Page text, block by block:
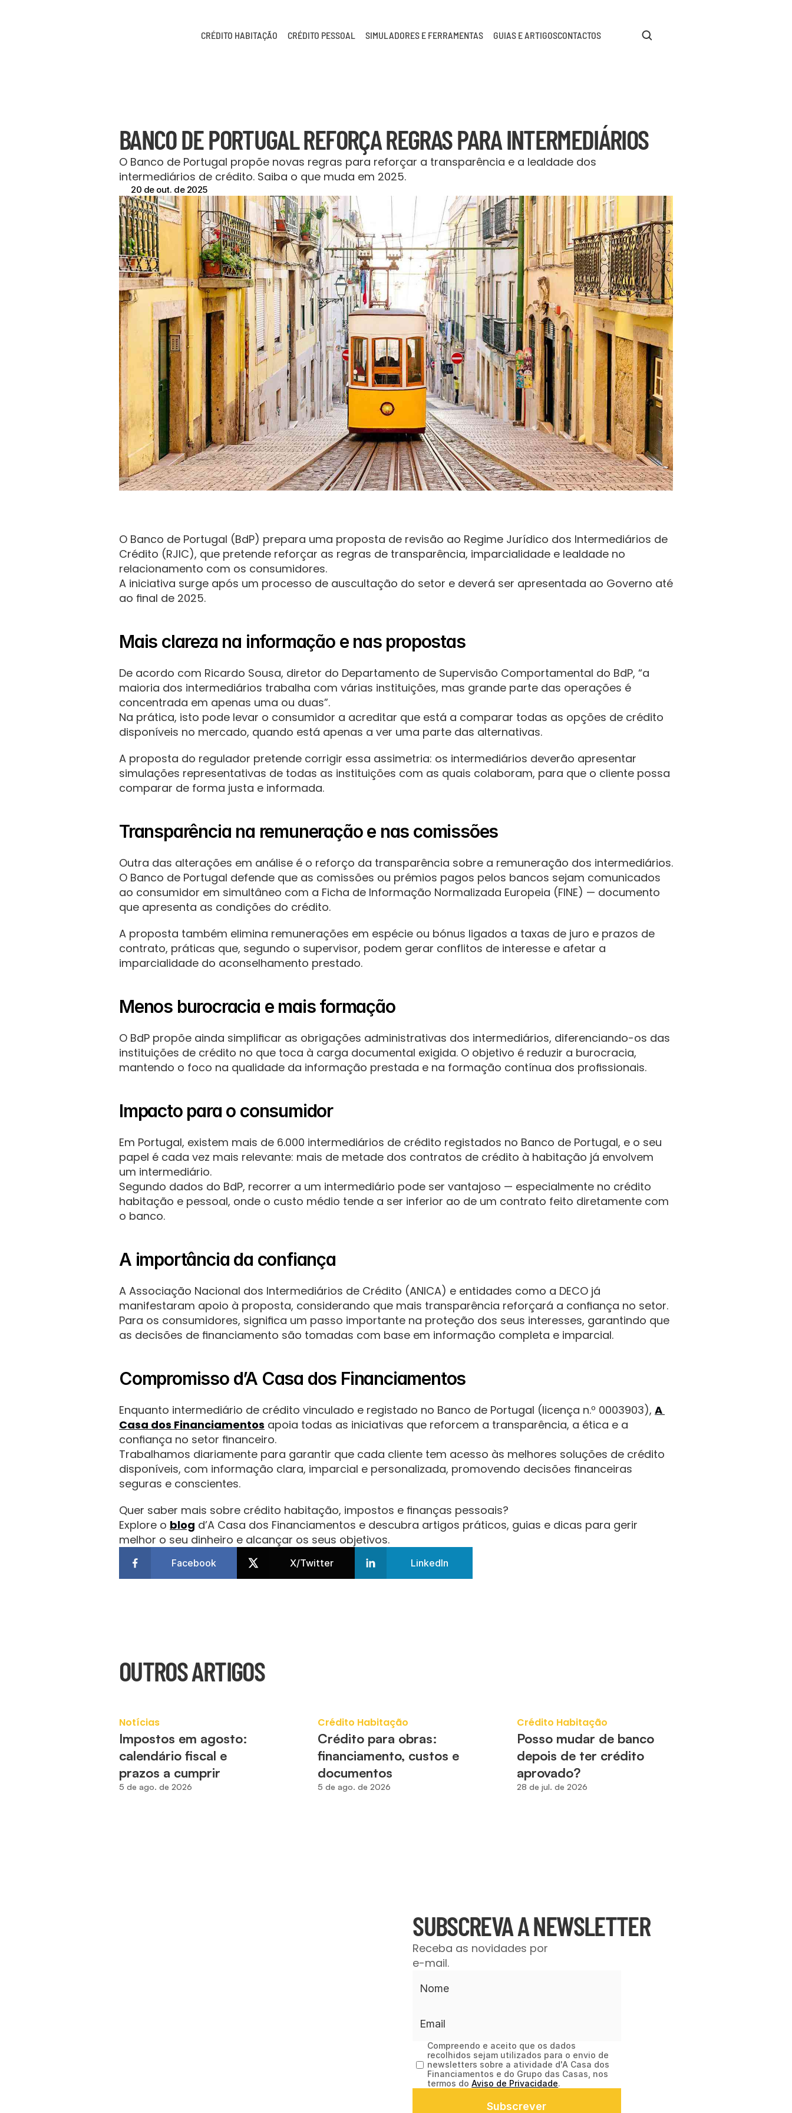
CRÉDITO HABITAÇÃO CRÉDITO PESSOAL SIMULADORES E FERRAMENTAS GUIAS E ARTIGOSCONTACTOS
BANCO DE PORTUGAL REFORÇA REGRAS PARA INTERMEDIÁRIOS
O Banco de Portugal propõe novas regras para reforçar a transparência e a lealdade dos
intermediários de crédito. Saiba o que muda em 2025.
20 de out. de 2025
O Banco de Portugal (BdP) prepara uma proposta de revisão ao Regime Jurídico dos Intermediários de
Crédito (RJIC), que pretende reforçar as regras de transparência, imparcialidade e lealdade no
relacionamento com os consumidores.
A iniciativa surge após um processo de auscultação do setor e deverá ser apresentada ao Governo até
ao final de 2025.
Mais clareza na informação e nas propostas
De acordo com Ricardo Sousa, diretor do Departamento de Supervisão Comportamental do BdP, “a
maioria dos intermediários trabalha com várias instituições, mas grande parte das operações é
concentrada em apenas uma ou duas”.
Na prática, isto pode levar o consumidor a acreditar que está a comparar todas as opções de crédito
disponíveis no mercado, quando está apenas a ver uma parte das alternativas.
A proposta do regulador pretende corrigir essa assimetria: os intermediários deverão apresentar
simulações representativas de todas as instituições com as quais colaboram, para que o cliente possa
comparar de forma justa e informada.
Transparência na remuneração e nas comissões
Outra das alterações em análise é o reforço da transparência sobre a remuneração dos intermediários.
O Banco de Portugal defende que as comissões ou prémios pagos pelos bancos sejam comunicados
ao consumidor em simultâneo com a Ficha de Informação Normalizada Europeia (FINE) — documento
que apresenta as condições do crédito.
A proposta também elimina remunerações em espécie ou bónus ligados a taxas de juro e prazos de
contrato, práticas que, segundo o supervisor, podem gerar conflitos de interesse e afetar a
imparcialidade do aconselhamento prestado.
Menos burocracia e mais formação
O BdP propõe ainda simplificar as obrigações administrativas dos intermediários, diferenciando-os das
instituições de crédito no que toca à carga documental exigida. O objetivo é reduzir a burocracia,
mantendo o foco na qualidade da informação prestada e na formação contínua dos profissionais.
Impacto para o consumidor
Em Portugal, existem mais de 6.000 intermediários de crédito registados no Banco de Portugal, e o seu
papel é cada vez mais relevante: mais de metade dos contratos de crédito à habitação já envolvem
um intermediário.
Segundo dados do BdP, recorrer a um intermediário pode ser vantajoso — especialmente no crédito
habitação e pessoal, onde o custo médio tende a ser inferior ao de um contrato feito diretamente com
o banco.
A importância da confiança
A Associação Nacional dos Intermediários de Crédito (ANICA) e entidades como a DECO já
manifestaram apoio à proposta, considerando que mais transparência reforçará a confiança no setor.
Para os consumidores, significa um passo importante na proteção dos seus interesses, garantindo que
as decisões de financiamento são tomadas com base em informação completa e imparcial.
Compromisso d’A Casa dos Financiamentos
Enquanto intermediário de crédito vinculado e registado no Banco de Portugal (licença n.º 0003903), A
Casa dos Financiamentos apoia todas as iniciativas que reforcem a transparência, a ética e a
confiança no setor financeiro.
Trabalhamos diariamente para garantir que cada cliente tem acesso às melhores soluções de crédito
disponíveis, com informação clara, imparcial e personalizada, promovendo decisões financeiras
seguras e conscientes.
Quer saber mais sobre crédito habitação, impostos e finanças pessoais?
Explore o blog d’A Casa dos Financiamentos e descubra artigos práticos, guias e dicas para gerir
melhor o seu dinheiro e alcançar os seus objetivos.
Facebook X/Twitter LinkedIn
OUTROS ARTIGOS
Notícias
Impostos em agosto:
calendário fiscal e
prazos a cumprir
5 de ago. de 2026
Crédito Habitação
Crédito para obras:
financiamento, custos e
documentos
5 de ago. de 2026
Crédito Habitação
Posso mudar de banco
depois de ter crédito
aprovado?
28 de jul. de 2026
SUBSCREVA A NEWSLETTER
Receba as novidades por
e-mail.
Compreendo e aceito que os dados
recolhidos sejam utilizados para o envio de
newsletters sobre a atividade d'A Casa dos
Financiamentos e do Grupo das Casas, nos
termos do Aviso de Privacidade.
Subscrever